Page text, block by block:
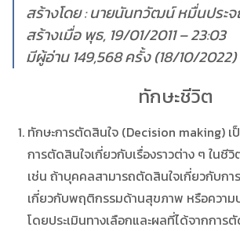
สร้างโดย : นายนันทวัฒน์ หมื่นประ
สร้างเมื่อ พุธ, 19/01/2011 – 23:03
มีผู้อ่าน 149,568 ครั้ง (18/10/2022)
ทักษะชีวิต
ทักษะการตัดสินใจ (Decision making) เ
การตัดสินใจเกี่ยวกับเรื่องราวต่าง ๆ ในชี
เช่น ถ้าบุคคลสามารถตัดสินใจเกี่ยวกับกา
เกี่ยวกับพฤติกรรมด้านสุขภาพ หรือควา
โดยประเมินทางเลือกและผลที่ได้จากการ